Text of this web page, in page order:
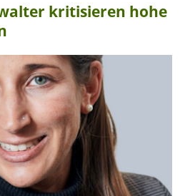
kritisieren hohe